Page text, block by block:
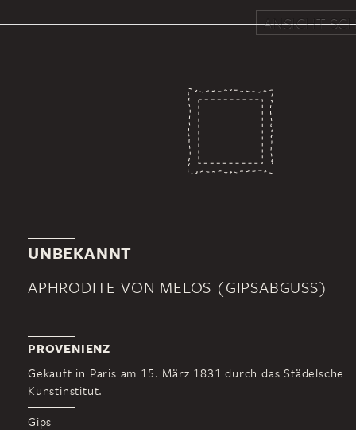
ANSICHT
UNBEKANNT
APHRODITE VON MELOS (GIPSABGUSS)
PROVENIENZ
Gekauft in Paris am 15. März 1831 durch das Städelsche
Kunstinstitut.
Gips